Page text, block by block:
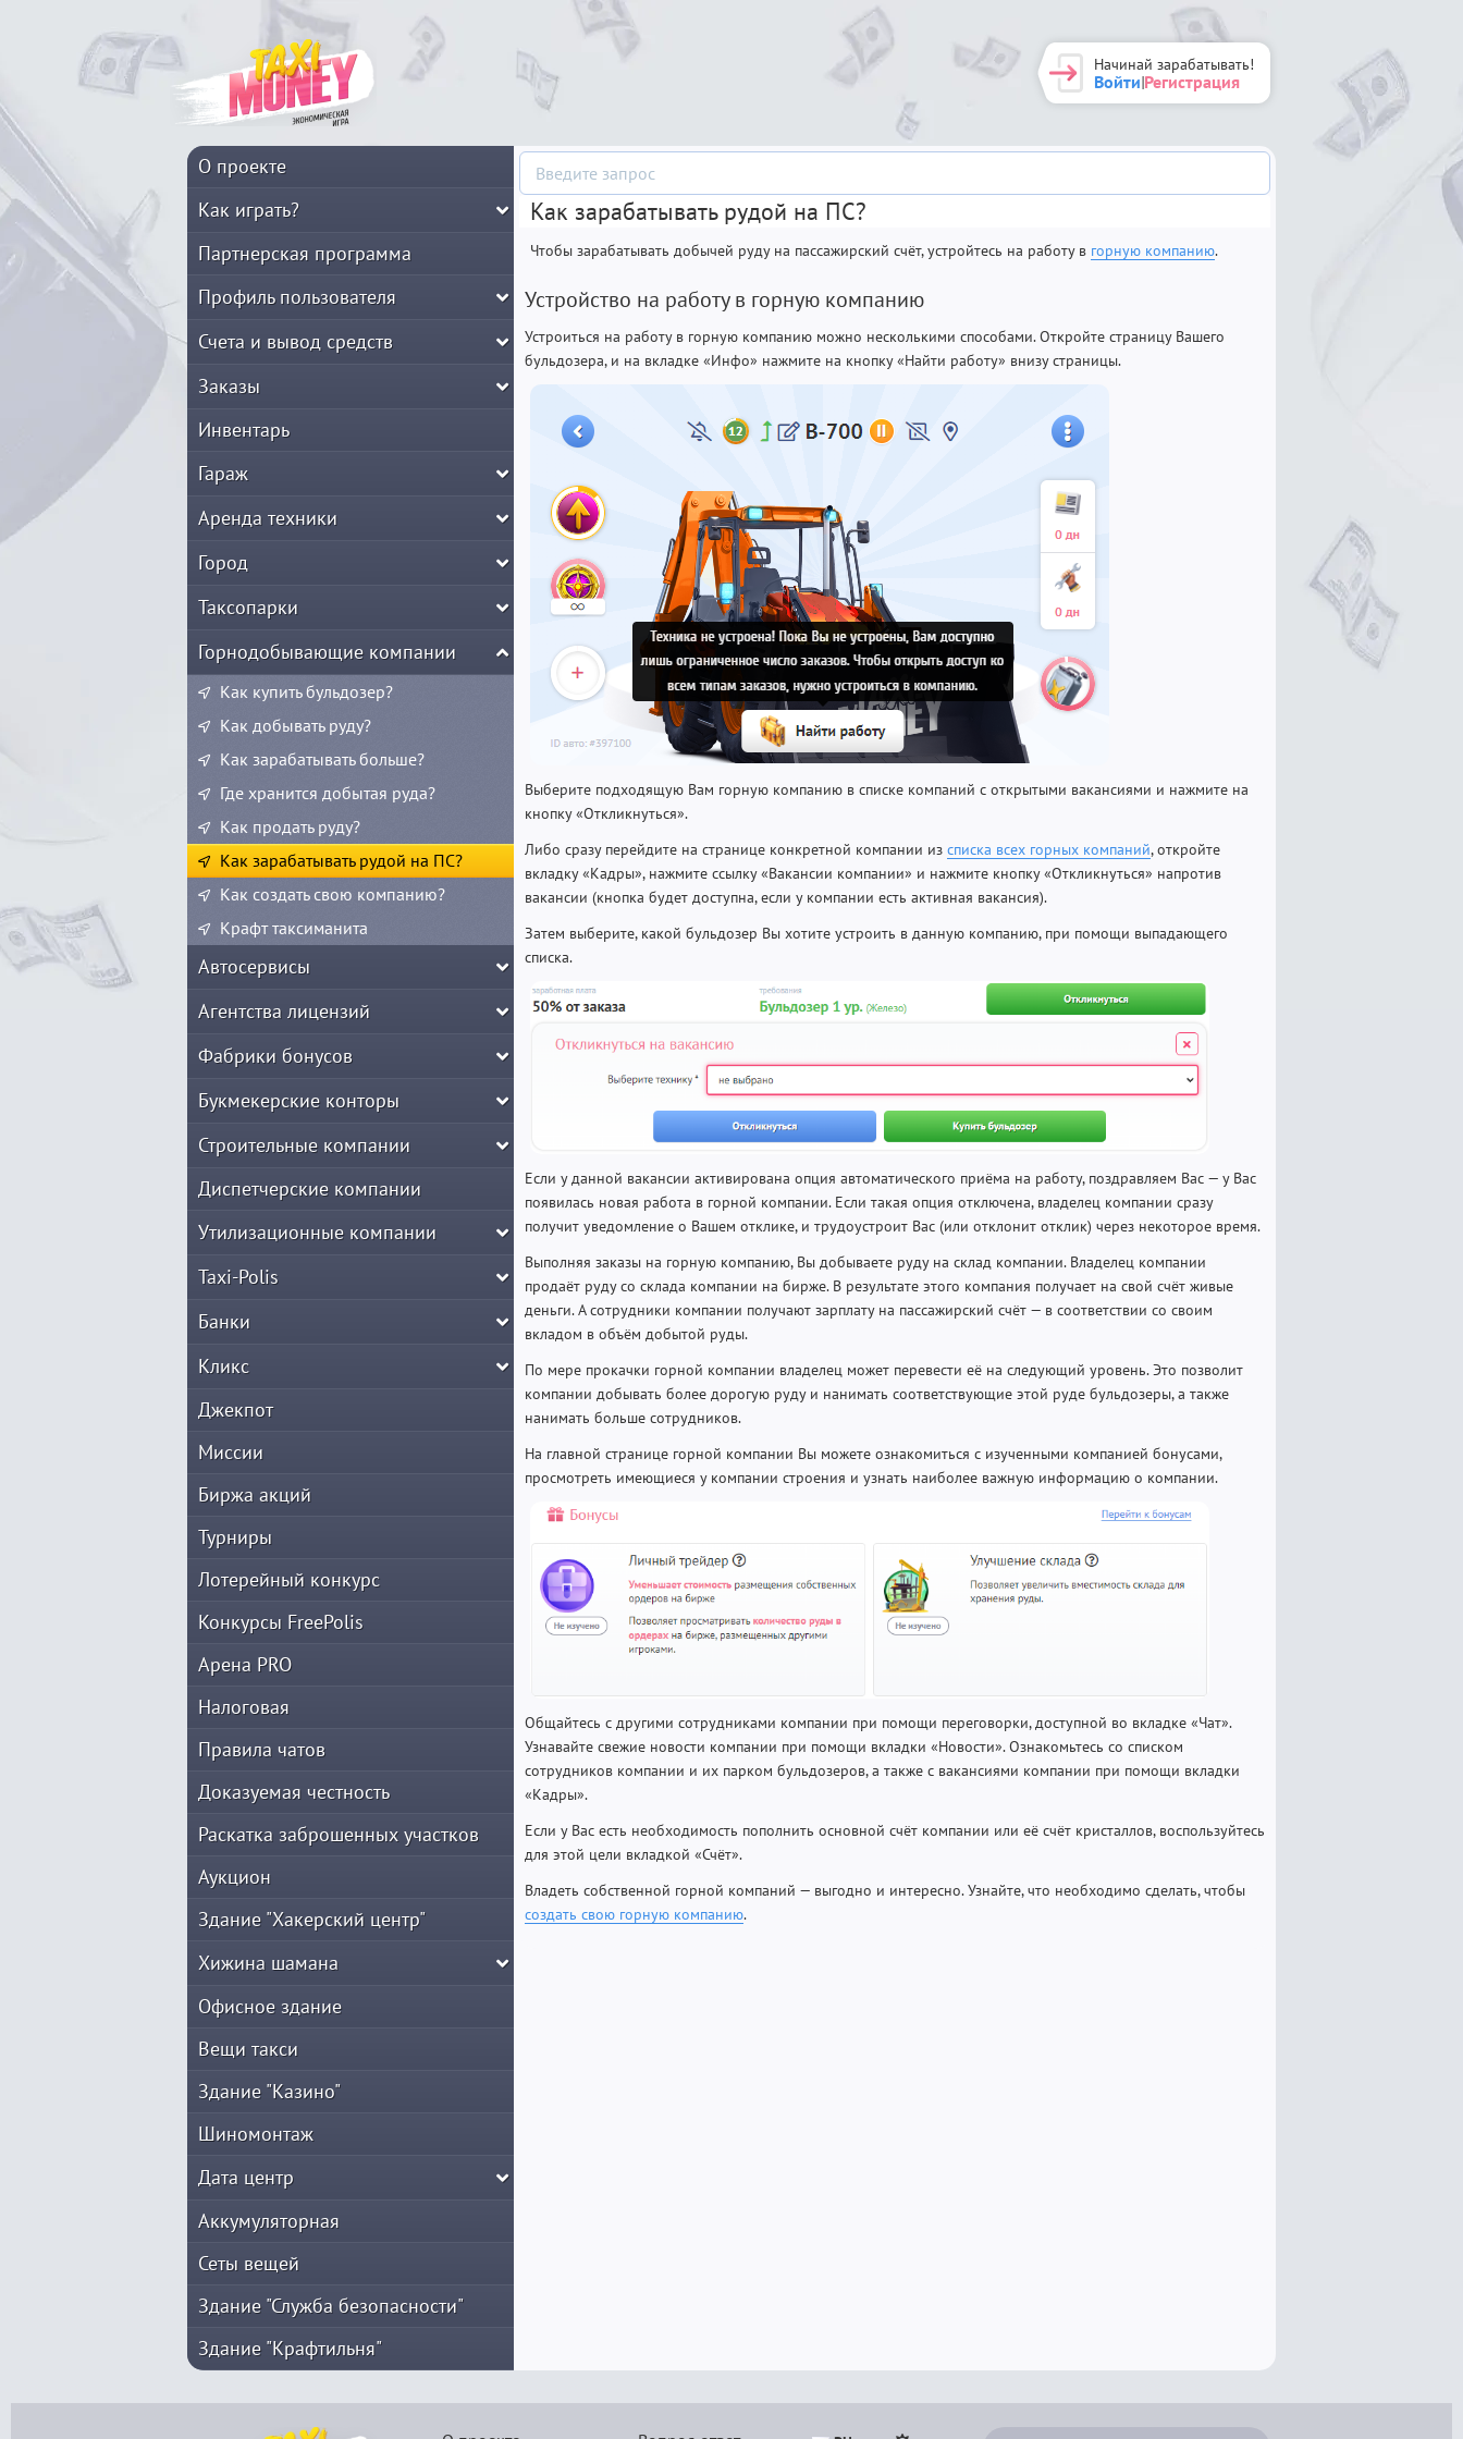
Начинай зарабатывать!
Войти|Регистрация
О проекте
Как играть?
Партнерская программа
Профиль пользователя
Счета и вывод средств
Заказы
Инвентарь
Гараж
Аренда техники
Город
Таксопарки
Горнодобывающие компании
Как купить бульдозер?
Как добывать руду?
Как зарабатывать больше?
Где хранится добытая руда?
Как продать руду?
Как зарабатывать рудой на ПС?
Как создать свою компанию?
Крафт таксиманита
Автосервисы
Агентства лицензий
Фабрики бонусов
Букмекерские конторы
Строительные компании
Диспетчерские компании
Утилизационные компании
Taxi-Polis
Банки
Кликс
Джекпот
Миссии
Биржа акций
Турниры
Лотерейный конкурс
Конкурсы FreePolis
Арена PRO
Налоговая
Правила чатов
Доказуемая честность
Раскатка заброшенных участков
Аукцион
Здание "Хакерский центр"
Хижина шамана
Офисное здание
Вещи такси
Здание "Казино"
Шиномонтаж
Дата центр
Аккумуляторная
Сеты вещей
Здание "Служба безопасности"
Здание "Крафтильня"
Как зарабатывать рудой на ПС?
Чтобы зарабатывать добычей руду на пассажирский счёт, устройтесь на работу в горную компанию.
Устройство на работу в горную компанию
Устроиться на работу в горную компанию можно несколькими способами. Откройте страницу Вашего
бульдозера, и на вкладке «Инфо» нажмите на кнопку «Найти работу» внизу страницы.
Выберите подходящую Вам горную компанию в списке компаний с открытыми вакансиями и нажмите на
кнопку «Откликнуться».
Либо сразу перейдите на странице конкретной компании из списка всех горных компаний, откройте
вкладку «Кадры», нажмите ссылку «Вакансии компании» и нажмите кнопку «Откликнуться» напротив
вакансии (кнопка будет доступна, если у компании есть активная вакансия).
Затем выберите, какой бульдозер Вы хотите устроить в данную компанию, при помощи выпадающего
списка.
Если у данной вакансии активирована опция автоматического приёма на работу, поздравляем Вас — у Вас
появилась новая работа в горной компании. Если такая опция отключена, владелец компании сразу
получит уведомление о Вашем отклике, и трудоустроит Вас (или отклонит отклик) через некоторое время.
Выполняя заказы на горную компанию, Вы добываете руду на склад компании. Владелец компании
продаёт руду со склада компании на бирже. В результате этого компания получает на свой счёт живые
деньги. А сотрудники компании получают зарплату на пассажирский счёт — в соответствии со своим
вкладом в объём добытой руды.
По мере прокачки горной компании владелец может перевести её на следующий уровень. Это позволит
компании добывать более дорогую руду и нанимать соответствующие этой руде бульдозеры, а также
нанимать больше сотрудников.
На главной странице горной компании Вы можете ознакомиться с изученными компанией бонусами,
просмотреть имеющиеся у компании строения и узнать наиболее важную информацию о компании.
Общайтесь с другими сотрудниками компании при помощи переговорки, доступной во вкладке «Чат».
Узнавайте свежие новости компании при помощи вкладки «Новости». Ознакомьтесь со списком
сотрудников компании и их парком бульдозеров, а также с вакансиями компании при помощи вкладки
«Кадры».
Если у Вас есть необходимость пополнить основной счёт компании или её счёт кристаллов, воспользуйтесь
для этой цели вкладкой «Счёт».
Владеть собственной горной компаний — выгодно и интересно. Узнайте, что необходимо сделать, чтобы
создать свою горную компанию.